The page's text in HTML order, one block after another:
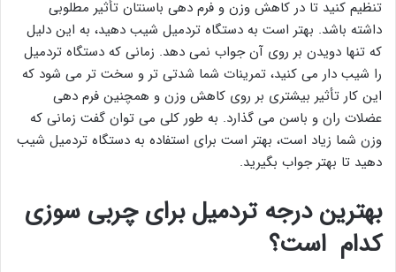
تنظیم کنید تا در کاهش وزن و فرم دهی باسنتان تأثیر مطلوبی
داشته باشد. بهتر است به دستگاه تردمیل شیب دهید، به این دلیل
که تنها دویدن بر روی آن جواب نمی دهد. زمانی که دستگاه تردمیل
را شیب دار می کنید، تمرینات شما شدتی تر و سخت تر می شود که
این کار تأثیر بیشتری بر روی کاهش وزن و همچنین فرم دهی
عضلات ران و باسن می گذارد. به طور کلی می توان گفت زمانی که
وزن شما زیاد است، بهتر است برای استفاده به دستگاه تردمیل شیب
دهید تا بهتر جواب بگیرید.
بهترین درجه تردمیل برای چربی سوزی
کدام است؟